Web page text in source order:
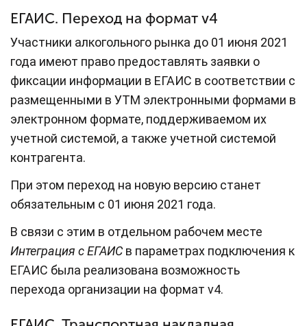
ЕГАИС. Переход на формат v4
Участники алкогольного рынка до 01 июня 2021
года имеют право предоставлять заявки о
фиксации информации в ЕГАИС в соответствии с
размещенными в УТМ электронными формами в
электронном формате, поддерживаемом их
учетной системой, а также учетной системой
контрагента.
При этом переход на новую версию станет
обязательным с 01 июня 2021 года.
В связи с этим в отдельном рабочем месте
Интеграция с ЕГАИС в параметрах подключения к
ЕГАИС была реализована возможность
перехода организации на формат v4.